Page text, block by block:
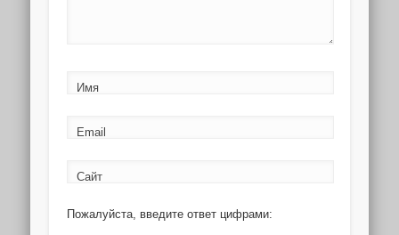
Имя
Email
Сайт
Пожалуйста, введите ответ цифрами: